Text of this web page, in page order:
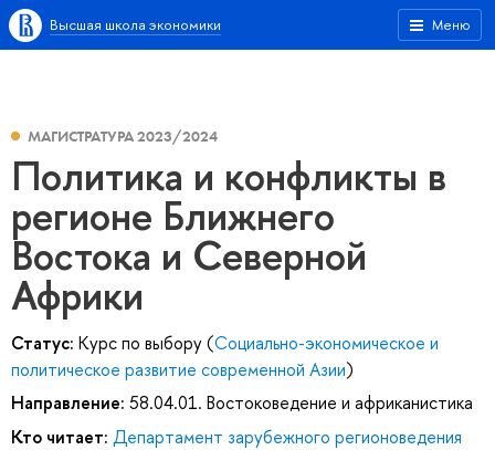
Меню
Высшая школа экономики
МАГИСТРАТУРА 2023/2024
Политика и конфликты в
регионе Ближнего
Востока и Северной
Африки
Статус: Курс по выбору (Социально-экономическое и
политическое развитие современной Азии)
Направление: 58.04.01. Востоковедение и африканистика
Кто читает: Департамент зарубежного регионоведения